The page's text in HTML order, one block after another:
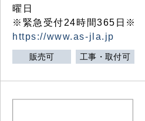
曜日
※緊急受付24時間365日※
https://www.as-jla.jp
販売可 工事・取付可